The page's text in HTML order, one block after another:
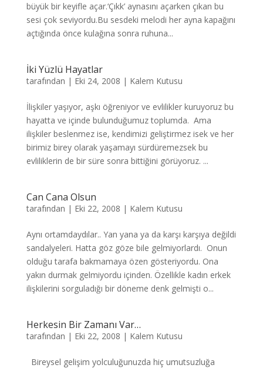
büyük bir keyifle açar.‘Çıkk’ aynasını açarken çıkan bu
sesi çok seviyordu.Bu sesdeki melodi her ayna kapağını
açtığında önce kulağına sonra ruhuna...
İki Yüzlü Hayatlar
tarafından | Eki 24, 2008 | Kalem Kutusu
İlişkiler yaşıyor, aşkı öğreniyor ve evlilikler kuruyoruz bu
hayatta ve içinde bulunduğumuz toplumda. Ama
ilişkiler beslenmez ise, kendimizi geliştirmez isek ve her
birimiz birey olarak yaşamayı sürdüremezsek bu
evliliklerin de bir süre sonra bittiğini görüyoruz. ...
Can Cana Olsun
tarafından | Eki 22, 2008 | Kalem Kutusu
Aynı ortamdaydılar.. Yan yana ya da karşı karşıya değildi
sandalyeleri. Hatta göz göze bile gelmiyorlardı. Onun
olduğu tarafa bakmamaya özen gösteriyordu. Ona
yakın durmak gelmiyordu içinden. Özellikle kadın erkek
ilişkilerini sorguladığı bir döneme denk gelmişti o...
Herkesin Bir Zamanı Var…
tarafından | Eki 22, 2008 | Kalem Kutusu
Bireysel gelişim yolculuğunuzda hiç umutsuzluğa